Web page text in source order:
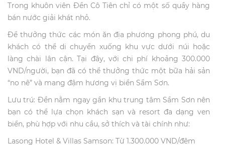
Trong khuôn viên Đền Cô Tiên chỉ có một số quầy hàng
bán nước giải khát nhỏ.
Để thưởng thức các món ăn địa phương phong phú, du
khách có thể di chuyển xuống khu vực dưới núi hoặc
làng chài lân cận. Tại đây, với chi phí khoảng 300.000
VND/người, bạn đã có thể thưởng thức một bữa hải sản
“no nê” và mang đậm hương vị biển Sầm Sơn.
Lưu trú: Đền nằm ngay gần khu trung tâm Sầm Sơn nên
bạn có thể lựa chọn khách sạn và resort đa dạng ven
biển, phù hợp với nhu cầu, sở thích và tài chính như:
Lasong Hotel & Villas Samson: Từ 1.300.000 VND/đêm